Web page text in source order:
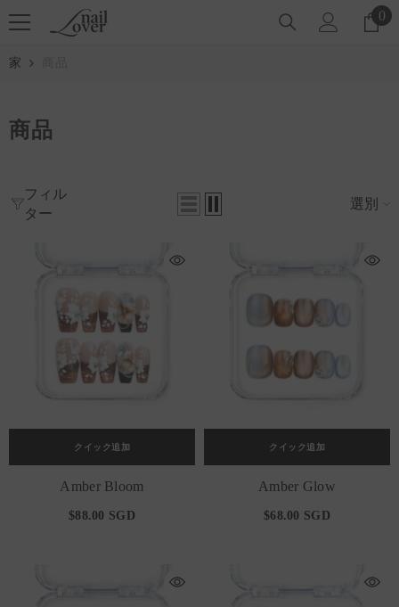
コンテンツにスキップ 0
0
家
商品
フィル
ター
選別
クイック追加
Amber Bloom
$88.00 SGD
クイック追加
Amber Glow
$68.00 SGD